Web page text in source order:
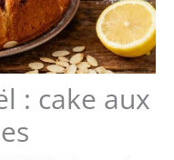
: cake aux